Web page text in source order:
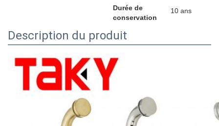
Durée de
conservation
10 ans
Description du produit